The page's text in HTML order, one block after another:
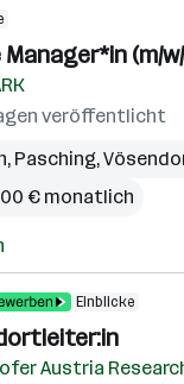
(m/
veröffentlicht
, Pasching,
€ monatlich
Einblicke
Austria